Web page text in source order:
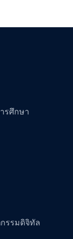
รศึกษา
รรมดิจิทัล